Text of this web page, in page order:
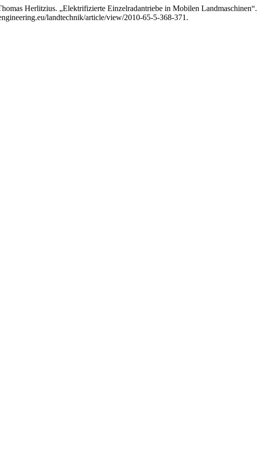
Herlitzius. „Elektrifizierte Einzelradantriebe in Mobilen Landmaschinen“.
landtechnik/article/view/2010-65-5-368-371.